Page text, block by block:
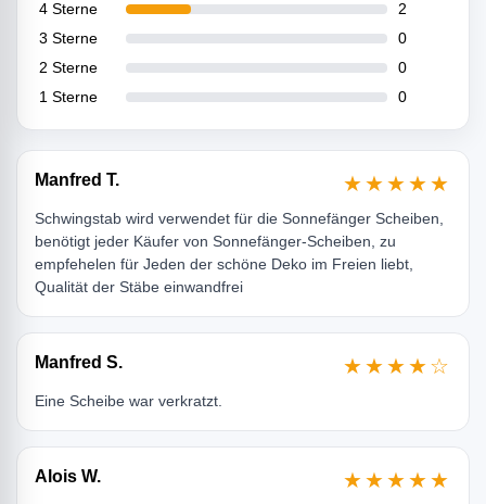
4 Sterne
2
3 Sterne
0
2 Sterne
0
1 Sterne
0
Manfred T. ★★★★★
Schwingstab wird verwendet für die Sonnefänger Scheiben,
benötigt jeder Käufer von Sonnefänger-Scheiben, zu
empfehelen für Jeden der schöne Deko im Freien liebt,
Qualität der Stäbe einwandfrei
Manfred S. ★★★★☆
Eine Scheibe war verkratzt.
Alois W. ★★★★★